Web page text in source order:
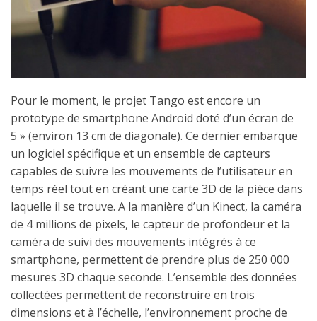
Pour le moment, le projet Tango est encore un
prototype de smartphone Android doté d’un écran de
5 » (environ 13 cm de diagonale). Ce dernier embarque
un logiciel spécifique et un ensemble de capteurs
capables de suivre les mouvements de l’utilisateur en
temps réel tout en créant une carte 3D de la pièce dans
laquelle il se trouve. A la manière d’un Kinect, la caméra
de 4 millions de pixels, le capteur de profondeur et la
caméra de suivi des mouvements intégrés à ce
smartphone, permettent de prendre plus de 250 000
mesures 3D chaque seconde. L’ensemble des données
collectées permettent de reconstruire en trois
dimensions et à l’échelle, l’environnement proche de